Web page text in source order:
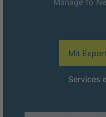
Mit
Services